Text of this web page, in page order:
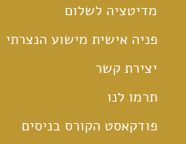
מדיטציה לשלום
פניה אישית מישוע הנצרתי
יצירת קשר
תרמו לנו
פודקאסט הקורס בניסים